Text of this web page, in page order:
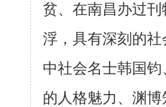
贫、在南昌办过
浮，具有深刻的
中社会名士韩国
的人格魅力、渊